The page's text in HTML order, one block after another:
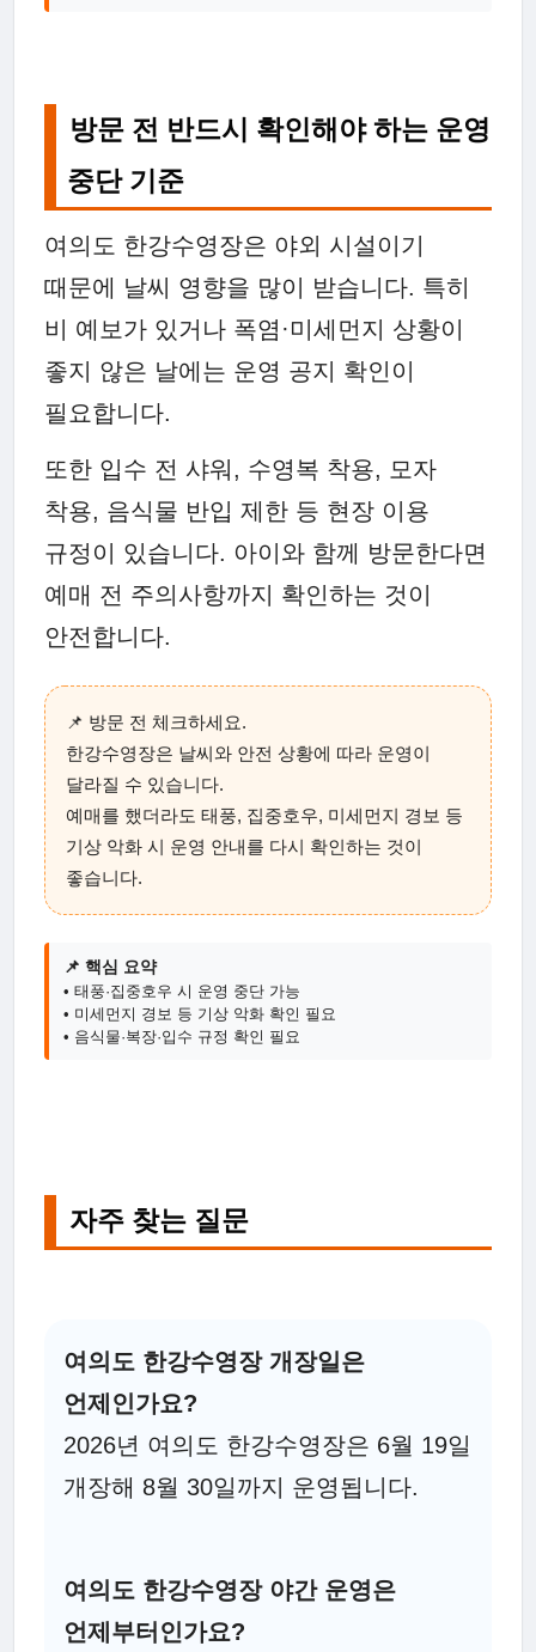
방문 전 반드시 확인해야 하는 운영
중단 기준
여의도 한강수영장은 야외 시설이기
때문에 날씨 영향을 많이 받습니다. 특히
비 예보가 있거나 폭염·미세먼지 상황이
좋지 않은 날에는 운영 공지 확인이
필요합니다.
또한 입수 전 샤워, 수영복 착용, 모자
착용, 음식물 반입 제한 등 현장 이용
규정이 있습니다. 아이와 함께 방문한다면
예매 전 주의사항까지 확인하는 것이
안전합니다.
📌 방문 전 체크하세요.
한강수영장은 날씨와 안전 상황에 따라 운영이
달라질 수 있습니다.
예매를 했더라도 태풍, 집중호우, 미세먼지 경보 등
기상 악화 시 운영 안내를 다시 확인하는 것이
좋습니다.
📌 핵심 요약
• 태풍·집중호우 시 운영 중단 가능
• 미세먼지 경보 등 기상 악화 확인 필요
• 음식물·복장·입수 규정 확인 필요
자주 찾는 질문
여의도 한강수영장 개장일은
언제인가요?
2026년 여의도 한강수영장은 6월 19일
개장해 8월 30일까지 운영됩니다.
여의도 한강수영장 야간 운영은
언제부터인가요?